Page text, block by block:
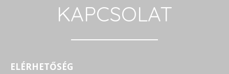
KAPCSOLAT
ELÉRHETŐSÉG